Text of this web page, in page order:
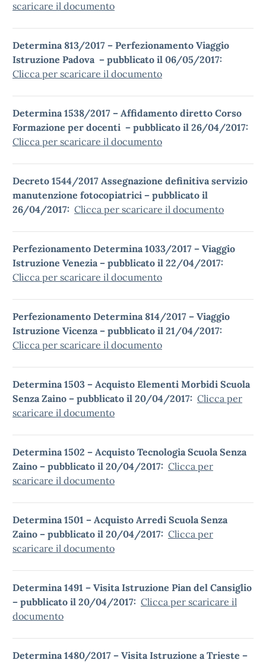
scaricare il documento
Determina 813/2017 – Perfezionamento Viaggio
Istruzione Padova – pubblicato il 06/05/2017:
Clicca per scaricare il documento
Determina 1538/2017 – Affidamento diretto Corso
Formazione per docenti – pubblicato il 26/04/2017:
Clicca per scaricare il documento
Decreto 1544/2017 Assegnazione definitiva servizio
manutenzione fotocopiatrici – pubblicato il
26/04/2017: Clicca per scaricare il documento
Perfezionamento Determina 1033/2017 – Viaggio
Istruzione Venezia – pubblicato il 22/04/2017:
Clicca per scaricare il documento
Perfezionamento Determina 814/2017 – Viaggio
Istruzione Vicenza – pubblicato il 21/04/2017:
Clicca per scaricare il documento
Determina 1503 – Acquisto Elementi Morbidi Scuola
Senza Zaino – pubblicato il 20/04/2017: Clicca per
scaricare il documento
Determina 1502 – Acquisto Tecnologia Scuola Senza
Zaino – pubblicato il 20/04/2017: Clicca per
scaricare il documento
Determina 1501 – Acquisto Arredi Scuola Senza
Zaino – pubblicato il 20/04/2017: Clicca per
scaricare il documento
Determina 1491 – Visita Istruzione Pian del Cansiglio
– pubblicato il 20/04/2017: Clicca per scaricare il
documento
Determina 1480/2017 – Visita Istruzione a Trieste –